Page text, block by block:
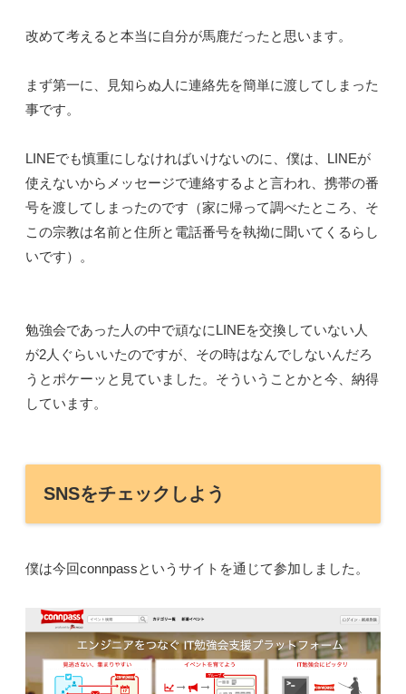
改めて考えると本当に自分が馬鹿だったと思います。
まず第一に、見知らぬ人に連絡先を簡単に渡してしまった
事です。
LINEでも慎重にしなければいけないのに、僕は、LINEが
使えないからメッセージで連絡するよと言われ、携帯の番
号を渡してしまったのです（家に帰って調べたところ、そ
この宗教は名前と住所と電話番号を執拗に聞いてくるらし
いです）。
勉強会であった人の中で頑なにLINEを交換していない人
が2人ぐらいいたのですが、その時はなんでしないんだろ
うとポケーッと見ていました。そういうことかと今、納得
しています。
SNSをチェックしよう
僕は今回connpassというサイトを通じて参加しました。